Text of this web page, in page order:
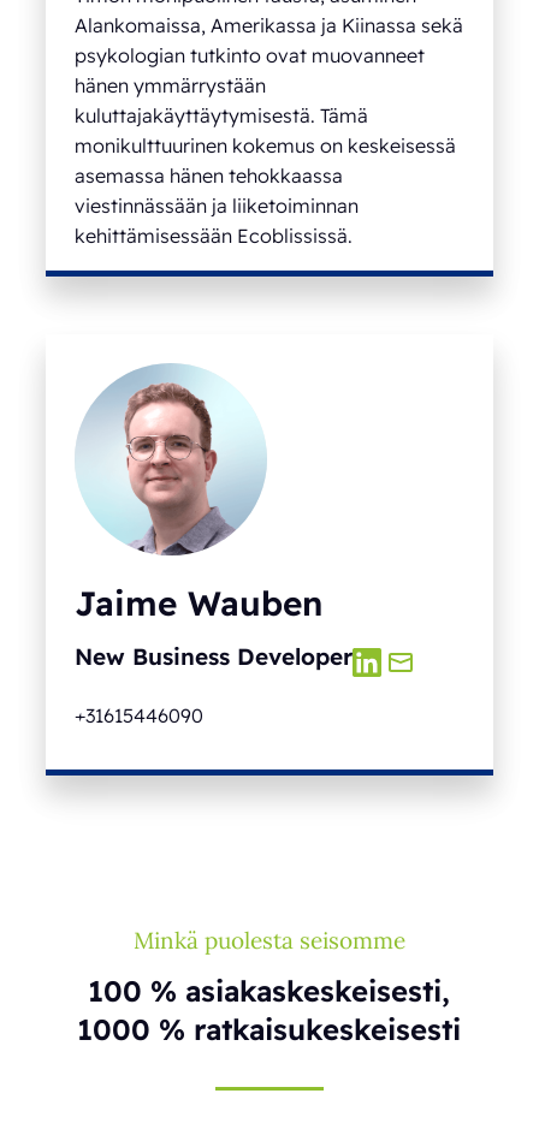
Alankomaissa, Amerikassa ja Kiinassa sekä
psykologian tutkinto ovat muovanneet
hänen ymmärrystään
kuluttajakäyttäytymisestä. Tämä
monikulttuurinen kokemus on keskeisessä
asemassa hänen tehokkaassa
viestinnässään ja liiketoiminnan
kehittämisessään Ecoblississä.
Jaime Wauben
New Business Developer
+31615446090
Minkä puolesta seisomme
100 % asiakaskeskeisesti,
1000 % ratkaisukeskeisesti